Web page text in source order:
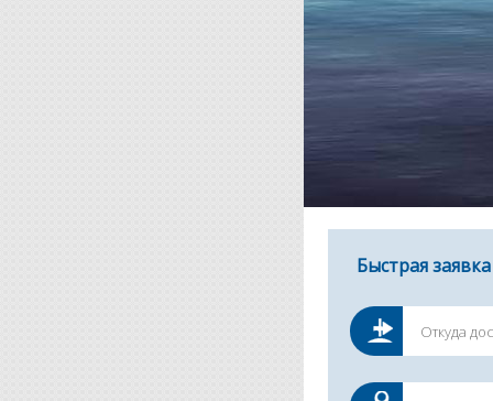
Быстрая заявка